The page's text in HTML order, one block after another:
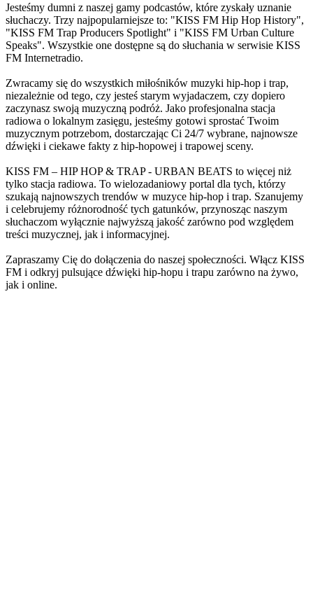
Jesteśmy dumni z naszej gamy podcastów, które zyskały uznanie
słuchaczy. Trzy najpopularniejsze to: "KISS FM Hip Hop History",
"KISS FM Trap Producers Spotlight" i "KISS FM Urban Culture
Speaks". Wszystkie one dostępne są do słuchania w serwisie KISS
FM Internetradio.
Zwracamy się do wszystkich miłośników muzyki hip-hop i trap,
niezależnie od tego, czy jesteś starym wyjadaczem, czy dopiero
zaczynasz swoją muzyczną podróż. Jako profesjonalna stacja
radiowa o lokalnym zasięgu, jesteśmy gotowi sprostać Twoim
muzycznym potrzebom, dostarczając Ci 24/7 wybrane, najnowsze
dźwięki i ciekawe fakty z hip-hopowej i trapowej sceny.
KISS FM – HIP HOP & TRAP - URBAN BEATS to więcej niż
tylko stacja radiowa. To wielozadaniowy portal dla tych, którzy
szukają najnowszych trendów w muzyce hip-hop i trap. Szanujemy
i celebrujemy różnorodność tych gatunków, przynosząc naszym
słuchaczom wyłącznie najwyższą jakość zarówno pod względem
treści muzycznej, jak i informacyjnej.
Zapraszamy Cię do dołączenia do naszej społeczności. Włącz KISS
FM i odkryj pulsujące dźwięki hip-hopu i trapu zarówno na żywo,
jak i online.